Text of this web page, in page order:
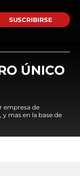
SUSCRIBIRSE
ÚNICO
empresa de
mas en la base de